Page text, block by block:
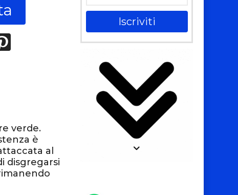
verde.
è
al
disgregarsi
Iscriviti